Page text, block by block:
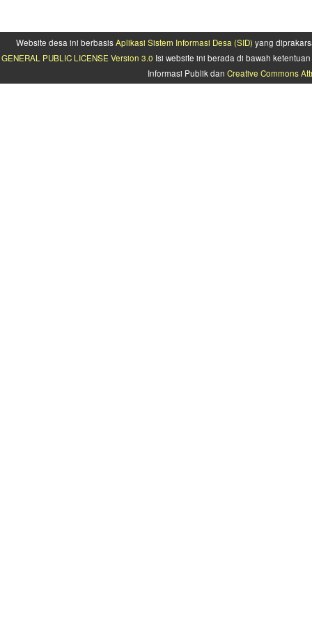
Website desa ini berbasisAplikasi Sistem Informasi Desa (SID) yang
GENERAL PUBLIC LICENSE Version 3.0 Isi website ini berada di bawah
Informasi Publik dan Creative Commons